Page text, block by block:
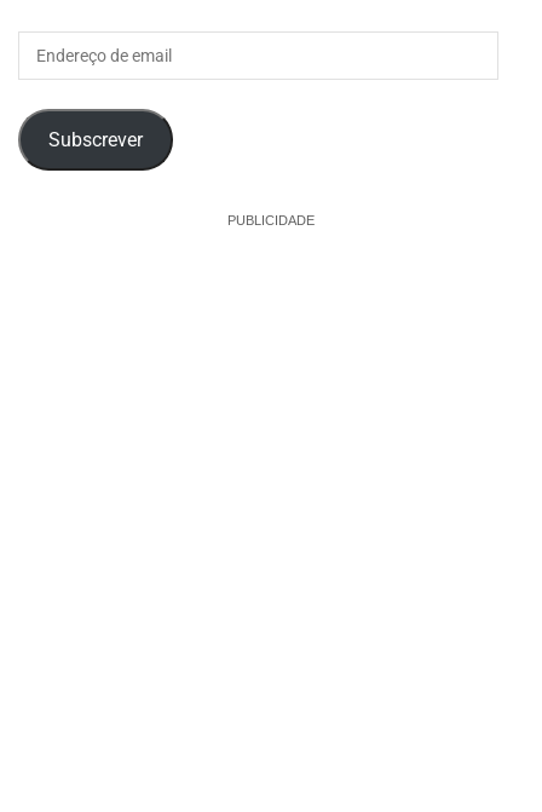
Subscrever
PUBLICIDADE